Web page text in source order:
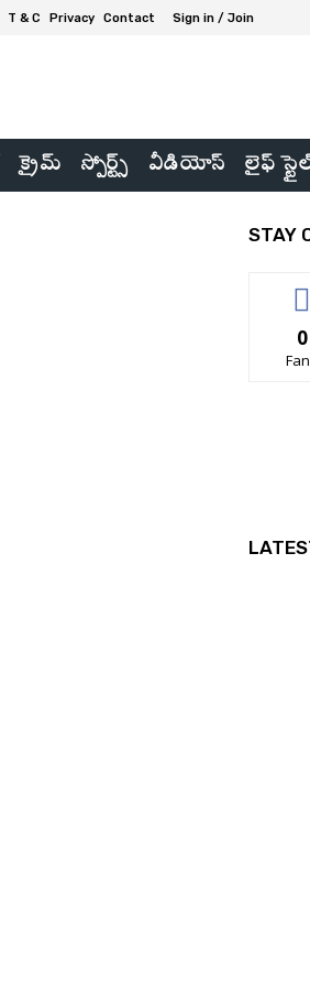
T & C Privacy Contact Sign in / Join
క్రైమ్ స్పోర్ట్స్ వీడియోస్ లైఫ్
STAY
0